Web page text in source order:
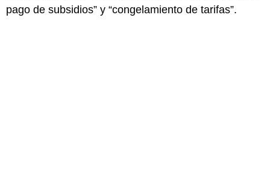
pago de subsidios” y “congelamiento de tarifas”.